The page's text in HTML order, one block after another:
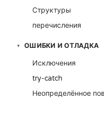
Структуры
перечисления
▾ ОШИБКИ И ОТЛАДКА
Исключения
try-catch
Неопределённое